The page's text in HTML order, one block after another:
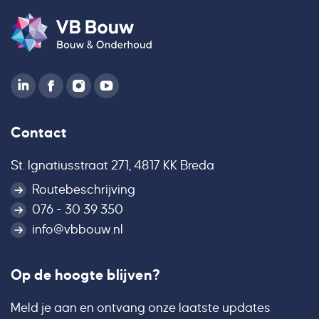
Contact
St. Ignatiusstraat 271, 4817 KK Breda
Routebeschrijving
076 - 30 39 350
info@vbbouw.nl
Op de hoogte blijven?
Meld je aan en ontvang onze laatste updates